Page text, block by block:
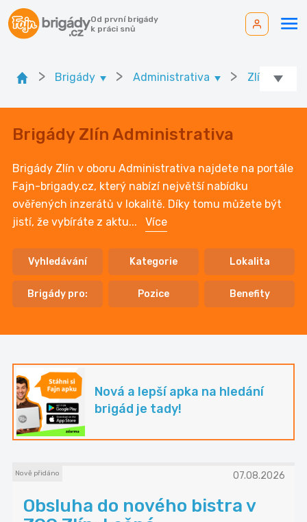
Od první brigády
k práci snů
> Brigády > Administrativa > Zlínský kraj
Brigády Zlín Administrativa
Brigády Zlín v oboru Administrativa najdete na portále
Fajn-brigady.cz, který nabízí největší nabídku
ověřených inzerátů v lokalitě. Díky tomu můžete být
jistí, že vybíráte z aktu... Více
Vyhledávání Kategorie Lokalita
Brigády pro: Pozice Benefity
Nová a lepší apka na hledání
brigád je tady!
Nově přidáno 07.08.2026
Obsluha do nového bistra v